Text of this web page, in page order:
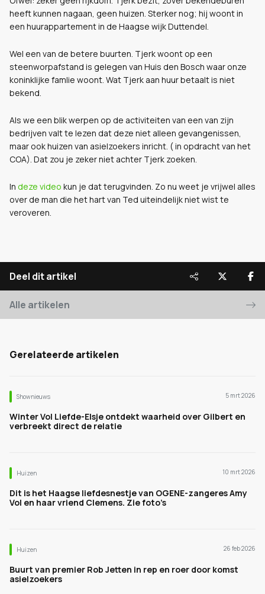
heeft kunnen nagaan, geen huizen. Sterker nog; hij woont in
een huurappartement in de Haagse wijk Duttendel.
Wel een van de betere buurten. Tjerk woont op een
steenworpafstand is gelegen van Huis den Bosch waar onze
koninklijke famlie woont. Wat Tjerk aan huur betaalt is niet
bekend.
Als we een blik werpen op de activiteiten van een van zijn
bedrijven valt te lezen dat deze niet alleen gevangenissen,
maar ook huizen van asielzoekers inricht. ( in opdracht van het
COA). Dat zou je zeker niet achter Tjerk zoeken.
In deze video kun je dat terugvinden. Zo nu weet je vrijwel alles
over de man die het hart van Ted uiteindelijk niet wist te
veroveren.
Deel dit artikel
Alle artikelen
Gerelateerde artikelen
Shownieuws 5 mrt 2026
Winter Vol Liefde-Elsje ontdekt waarheid over Gilbert en
verbreekt direct de relatie
Huizen 10 mrt 2026
Dit is het Haagse liefdesnestje van OGENE-zangeres Amy
Vol en haar vriend Clemens. Zie foto’s
Huizen 26 feb 2026
Buurt van premier Rob Jetten in rep en roer door komst
asielzoekers